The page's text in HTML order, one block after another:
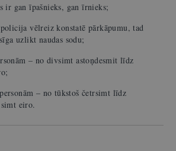
ir gan īpašnieks, gan īrnieks;
vēlreiz konstatē pārkāpumu, tad
uzlikt naudas sodu;
– no divsimt astoņdesmit līdz
– no tūkstoš četrsimt līdz
eiro.